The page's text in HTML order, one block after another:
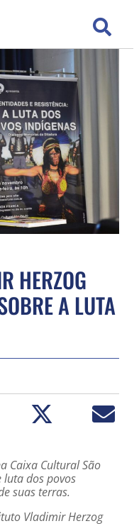
HERZOG
A LUTA
Caixa Cultural São
dos povos
suas terras.
Vladimir Herzog